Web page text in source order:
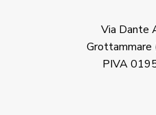
Via Dante
PIVA